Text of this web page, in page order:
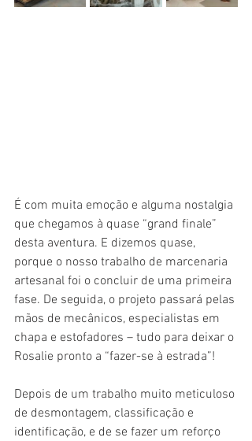
É com muita emoção e alguma nostalgia
que chegamos à quase “grand finale”
desta aventura. E dizemos quase,
porque o nosso trabalho de marcenaria
artesanal foi o concluir de uma primeira
fase. De seguida, o projeto passará pelas
mãos de mecânicos, especialistas em
chapa e estofadores – tudo para deixar o
Rosalie pronto a “fazer-se à estrada”!
Depois de um trabalho muito meticuloso
de desmontagem, classificação e
identificação, e de se fazer um reforço